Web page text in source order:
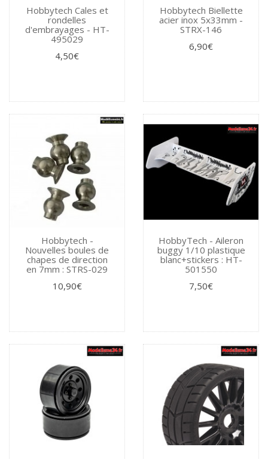
Hobbytech Cales et
rondelles
d'embrayages - HT-
495029
4,50€
Hobbytech Biellette
acier inox 5x33mm -
STRX-146
6,90€
Hobbytech -
Nouvelles boules de
chapes de direction
en 7mm : STRS-029
10,90€
HobbyTech - Aileron
buggy 1/10 plastique
blanc+stickers : HT-
501550
7,50€